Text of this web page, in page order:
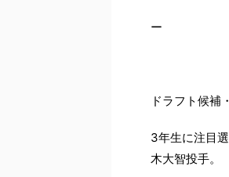
ー
ドラフト候補
3年生に注目
木大智投手。